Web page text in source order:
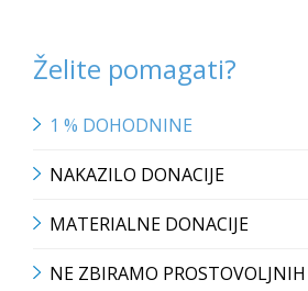
Želite pomagati?
1 % DOHODNINE
NAKAZILO DONACIJE
MATERIALNE DONACIJE
NE ZBIRAMO